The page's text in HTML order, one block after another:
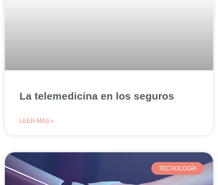
La telemedicina en los seguros
LEER MÁS »
TECNOLOGÍA